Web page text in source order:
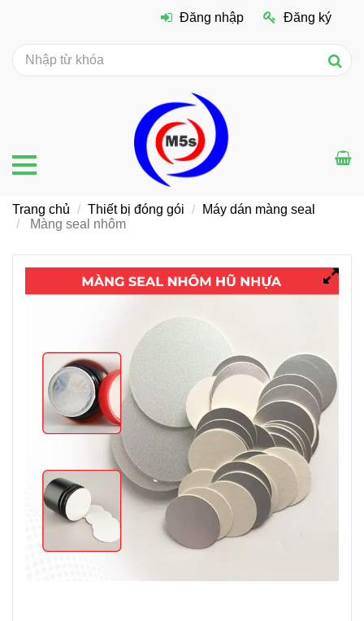
Đăng nhập Đăng ký
Trang chủ Thiết bị đóng gói
Máy dán màng seal
Màng seal nhôm